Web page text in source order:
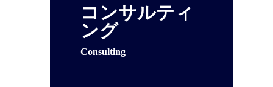
コンサルティ
ング
Consulting